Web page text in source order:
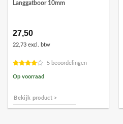
Langgatboor 10mm
27,50
22,73 excl. btw
5 beoordelingen
Op voorraad
Bekijk product >